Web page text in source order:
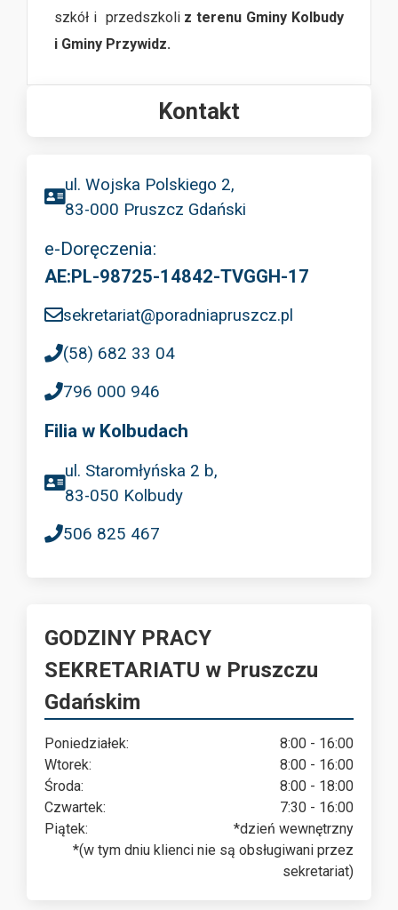
szkół i przedszkoli z terenu Gminy Kolbudy
i Gminy Przywidz.
Kontakt
ul. Wojska Polskiego 2,
83-000 Pruszcz Gdański
e-Doręczenia:
AE:PL-98725-14842-TVGGH-17
sekretariat@poradniapruszcz.pl
(58) 682 33 04
796 000 946
Filia w Kolbudach
ul. Staromłyńska 2 b,
83-050 Kolbudy
506 825 467
GODZINY PRACY
SEKRETARIATU w Pruszczu
Gdańskim
Poniedziałek:
8:00 - 16:00
Wtorek:
8:00 - 16:00
Środa:
8:00 - 18:00
Czwartek:
7:30 - 16:00
Piątek:
*dzień wewnętrzny
*(w tym dniu klienci nie są obsługiwani przez
sekretariat)